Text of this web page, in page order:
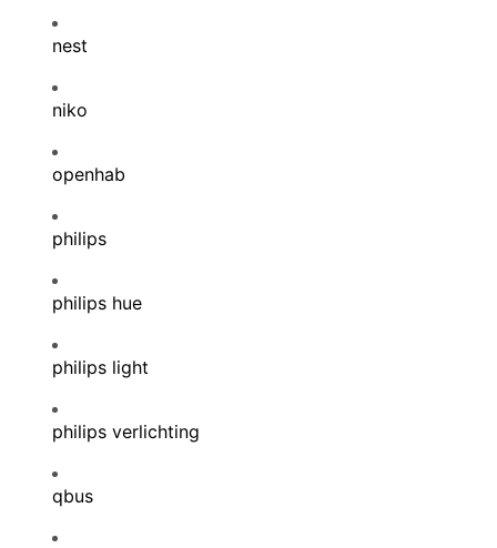
nest
niko
openhab
philips
philips hue
philips light
philips verlichting
qbus